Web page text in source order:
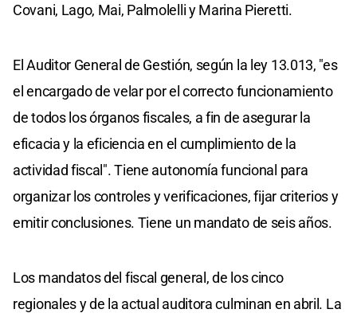
Covani, Lago, Mai, Palmolelli y Marina Pieretti.
El Auditor General de Gestión, según la ley 13.013, "es
el encargado de velar por el correcto funcionamiento
de todos los órganos fiscales, a fin de asegurar la
eficacia y la eficiencia en el cumplimiento de la
actividad fiscal". Tiene autonomía funcional para
organizar los controles y verificaciones, fijar criterios y
emitir conclusiones. Tiene un mandato de seis años.
Los mandatos del fiscal general, de los cinco
regionales y de la actual auditora culminan en abril. La